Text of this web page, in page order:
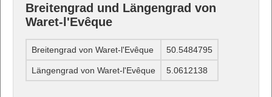
Breitengrad und Längengrad von
Waret-l'Evêque
Breitengrad von Waret-l'Evêque 50.5484795
Längengrad von Waret-l'Evêque 5.0612138